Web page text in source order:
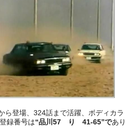
ら登場、324話まで活躍、ボディカラ
録番号は“品川57 り 41-65”であり